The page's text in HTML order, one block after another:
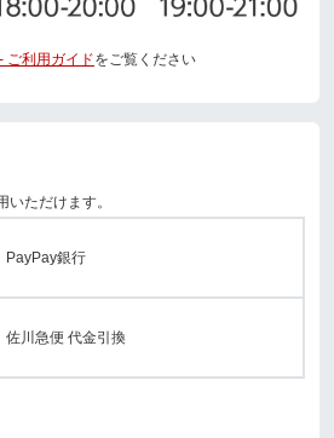
ご利用ガイドをご覧ください
いただけます。
PayPay銀行
佐川急便 代金引換